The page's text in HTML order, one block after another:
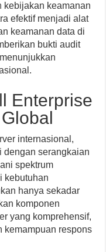
kebijakan keamanan
efektif menjadi alat
keamanan data di
bukti audit
Enterprise
internasional,
dengan serangkaian
spektrum
kebutuhan
hanya sekadar
komponen
yang komprehensif,
kemampuan respons